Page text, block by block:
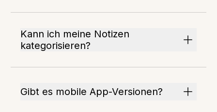
Kann ich meine Notizen
kategorisieren?
Gibt es mobile App-Versionen?